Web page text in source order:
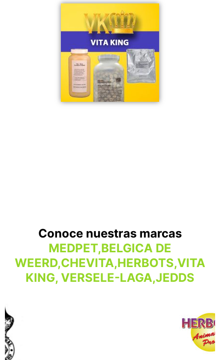
Conoce nuestras marcas
MEDPET,BELGICA DE
WEERD,CHEVITA,HERBOTS,VITA
KING, VERSELE-LAGA,JEDDS